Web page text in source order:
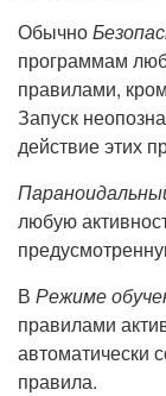
Обычно
программам
правилами,
Запуск
действие этих
любую
В Режиме
правилами
автоматически
правила.